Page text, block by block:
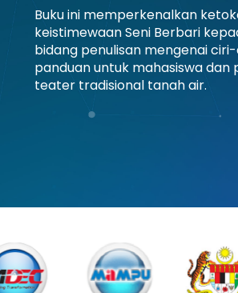
Buku ini memperkenalkan
keistimewaan Seni Berbari
bidang penulisan mengenai
panduan untuk mahasiswa
teater tradisional tanah air.